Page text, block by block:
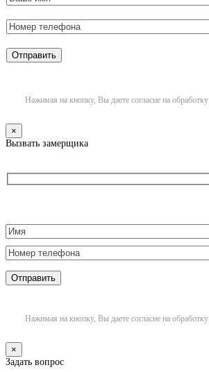
Нажимая на кнопку, Вы даете согласие на обработку
×
Вызвать замерщика
Нажимая на кнопку, Вы даете согласие на обработку
×
Задать вопрос